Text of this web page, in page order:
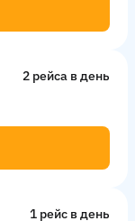
2 рейсa в день
1 рейс в день